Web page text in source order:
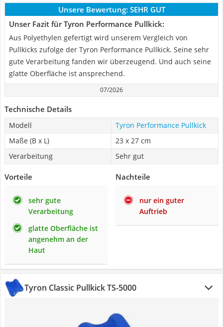
Unsere Bewertung: SEHR GUT
Unser Fazit für Tyron Performance Pullkick:
Aus Polyethylen gefertigt wird unserem Vergleich von
Pullkicks zufolge der Tyron Performance Pullkick. Seine sehr
gute Verarbeitung fanden wir überzeugend. Und auch seine
glatte Oberfläche ist ansprechend.
07/2026
Technische Details
Modell
Tyron Performance Pullkick
Maße (B x L)
23 x 27 cm
Verarbeitung
Sehr gut
Vorteile
sehr gute
Verarbeitung
glatte Oberfläche ist
angenehm an der
Haut
Nachteile
nur ein guter
Auftrieb
Tyron Classic Pullkick TS-5000